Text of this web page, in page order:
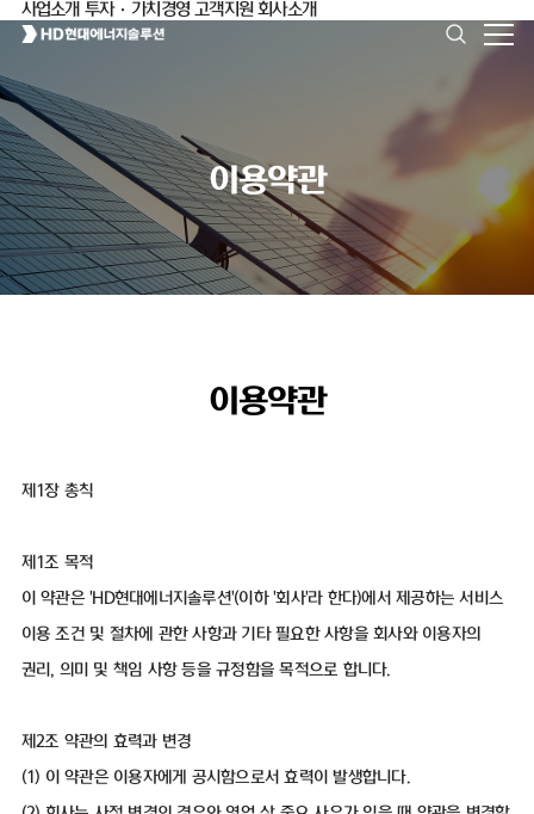
사업소개 투자·가치경영 고객지원 회사소개
이용약관
이용약관
제1장 총칙
제1조 목적
이 약관은 'HD현대에너지솔루션'(이하 '회사'라 한다)에서 제공하는 서비스
이용 조건 및 절차에 관한 사항과 기타 필요한 사항을 회사와 이용자의
권리, 의미 및 책임 사항 등을 규정함을 목적으로 합니다.
제2조 약관의 효력과 변경
(1) 이 약관은 이용자에게 공시함으로서 효력이 발생합니다.